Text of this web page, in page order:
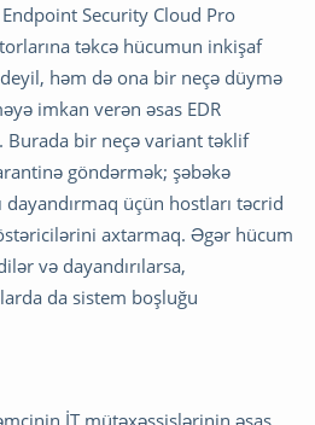
Security Cloud Pro
təkcə hücumun inkişaf
həm də ona bir neçə düymə
imkan verən əsas EDR
Burada bir neçə variant təklif
göndərmək; şəbəkə
dayandırmaq üçün hostları təcrid
axtarmaq. Əgər hücum
və dayandırılarsa,
da sistem boşluğu
İT mütəxəssislərinin əsas